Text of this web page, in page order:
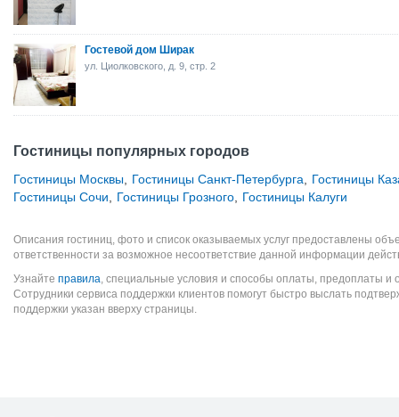
Гостевой дом Ширак
ул. Циолковского, д. 9, стр. 2
Гостиницы популярных городов
Гостиницы Москвы Гостиницы Санкт-Петербурга
Гостиницы
Гостиницы Сочи
Гостиницы Грозного Гостиницы Калуги
Описания гостиниц, фото и список оказываемых услуг предоставлены
ответственности за возможное несоответствие данной информации
Узнайте правила, специальные условия и способы оплаты, предоплаты и
Сотрудники сервиса поддержки клиентов помогут быстро выслать
поддержки указан вверху страницы.